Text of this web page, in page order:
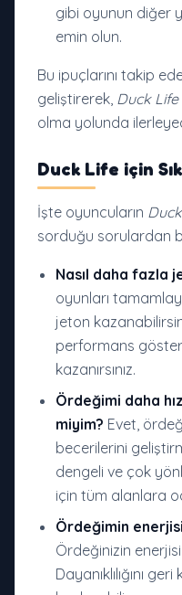
gibi oyunun diğer
emin olun.
Bu ipuçlarını takip
geliştirerek, Duck Life
olma yolunda
Duck Life için
İşte oyuncuların
sorduğu sorulardan
Nasıl daha fazla
oyunları
jeton
performans
kazanırsınız.
Ördeğimi daha
miyim? Evet,
becerilerini
dengeli ve çok
için tüm alanlara
Ördeğimin
Ördeğinizin
Dayanıklılığını